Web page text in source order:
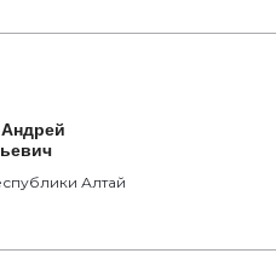
Алтай